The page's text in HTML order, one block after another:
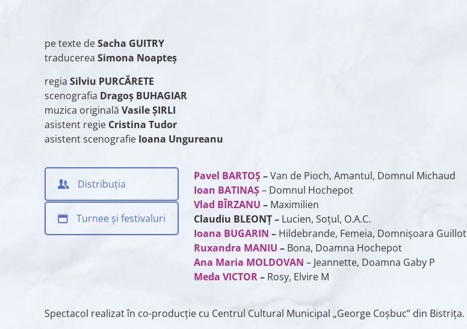
pe texte deSacha GUITRY
traducereaSimona Noapteș
regiaSilviu PURCĂRETE
scenografia Dragoș BUHAGIAR
muzica originalăVasile ȘIRLI
asistent regie Cristina Tudor
asistent scenografie Ioana Ungureanu
Distribuția
Turnee și festivaluri
Pavel BARTOȘ–Van de Pioch, Amantul, Domnul Michaud
Ioan BATINAȘ– Domnul Hochepot
Vlad BÎRZANU – Maximilien
Claudiu BLEONȚ – Lucien, Soțul, O.A.C.
Ioana BUGARIN – Hildebrande, Femeia, Domnișoara Guillot
Ruxandra MANIU – Bona, Doamna Hochepot
Ana Maria MOLDOVAN– Jeannette, Doamna Gaby P
Meda VICTOR– Rosy, Elvire M
Spectacol realizat în co-producție cu Centrul Cultural Municipal „George Coșbuc” din Bistrița.